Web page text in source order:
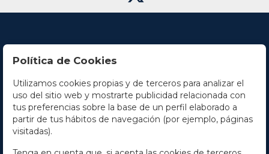
Contacto
Horario
La empresa
Política de Cookies
Utilizamos cookies propias y de terceros para analizar el
uso del sitio web y mostrarte publicidad relacionada con
tus preferencias sobre la base de un perfil elaborado a
partir de tus hábitos de navegación (por ejemplo, páginas
visitadas).